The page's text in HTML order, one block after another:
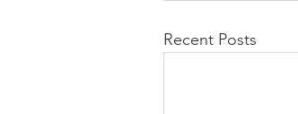
Recent Posts